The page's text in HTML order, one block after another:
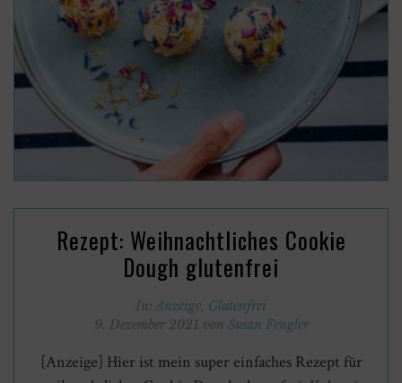
Rezept: Weihnachtliches Cookie
Dough glutenfrei
In:Anzeige, Glutenfrei
9. Dezember 2021 von Susan Fengler
[Anzeige] Hier ist mein super einfaches Rezept für